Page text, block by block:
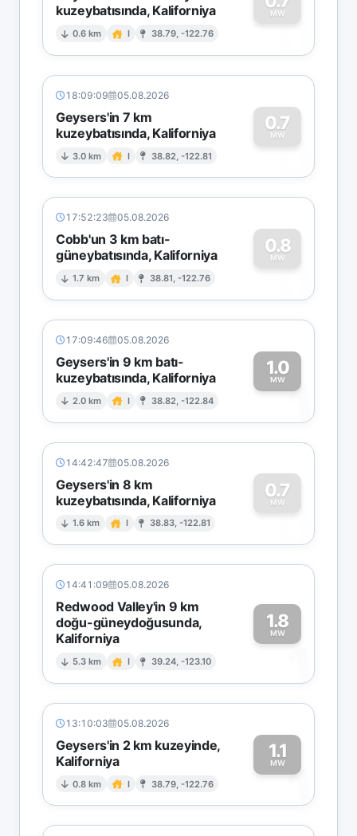
kuzeybatısında, Kaliforniya
0.6 km I 38.79, -122.76
MW
0
18:09:09 05.08.2026
Geysers'in 7 km
kuzeybatısında, Kaliforniya
3.0 km I 38.82, -122.81
0.7
MW
0
17:52:23 05.08.2026
Cobb'un 3 km batı-
güneybatısında, Kaliforniya
1.7 km I 38.81, -122.76
0.8
MW
0
17:09:46 05.08.2026
Geysers'in 9 km batı-
kuzeybatısında, Kaliforniya
2.0 km I 38.82, -122.84
1.0
MW1
14:42:47 05.08.2026
Geysers'in 8 km
kuzeybatısında, Kaliforniya
1.6 km I 38.83, -122.81
0.7
MW
0
14:41:09 05.08.2026
Redwood Valley'in 9 km
doğu-güneydoğusunda,
Kaliforniya
5.3 km I 39.24, -123.10
1.8
MW
1
13:10:03 05.08.2026
Geysers'in 2 km kuzeyinde,
Kaliforniya
0.8 km I 38.79, -122.76
1.1
MW1